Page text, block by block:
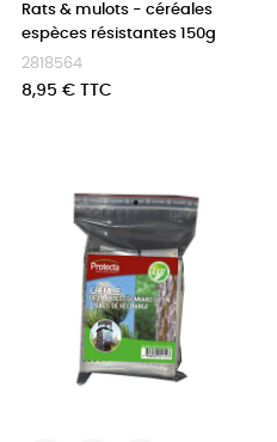
Rats & mulots - céréales
espèces résistantes 150g
2818564
Prix
8,95 € TTC